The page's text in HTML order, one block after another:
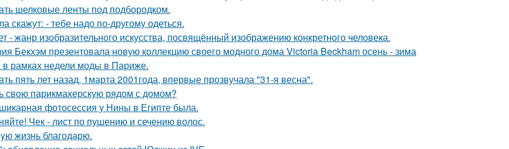
шелковые ленты под подбородком.
скажут: - тебе надо по-другому одеться.
- жанр изобразительного искусства, посвящённый изображению конкретного человека.
Бекхэм презентовала новую коллекцию своего модного дома Victoria Beckham осень - зима
в рамках недели моды в Париже.
пять лет назад, 1марта 2001года, впервые прозвучала "31-я весна".
парикмахерскую рядом с домом?
фотосессия у Нины в Египте была.
Чек - лист по пушению и сечению волос.
жизнь благодарю.